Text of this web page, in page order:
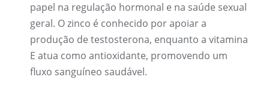
papel na regulação hormonal e na saúde sexual
geral. O zinco é conhecido por apoiar a
produção de testosterona, enquanto a vitamina
E atua como antioxidante, promovendo um
fluxo sanguíneo saudável.